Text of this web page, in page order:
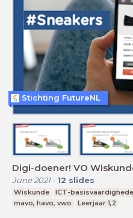
Digi-doener! VO
June 2021- 12 slides
Wiskunde ICT-
mavo, havo, vwo
Leerjaar 1,2
Stichting FutureNL